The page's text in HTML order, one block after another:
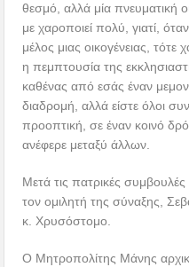
θεσμό, αλλά μία πνευματική
με χαροποιεί πολύ, γιατί,
μέλος μιας οικογένειας, τότε
η πεμπτουσία της
καθένας από εσάς έναν
διαδρομή, αλλά είστε όλοι
προοπτική, σε έναν κοινό
ανέφερε μεταξύ άλλων.
Μετά τις πατρικές
τον ομιλητή της σύναξης,
κ. Χρυσόστομο.
Ο Μητροπολίτης Μάνης